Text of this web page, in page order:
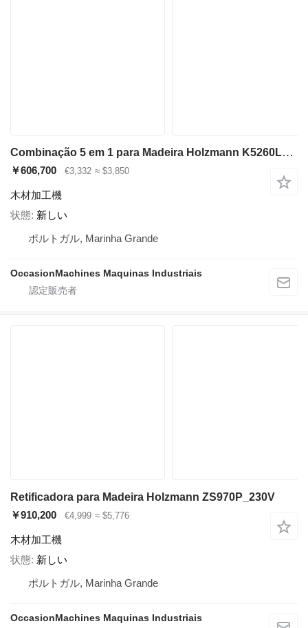
Combinação 5 em 1 para Madeira Holzmann K5260L_400V
￥606,700 €3,332 ≈ $3,850
木材加工機
状態 新しい
ポルトガル, Marinha Grande
OccasionMachines Maquinas Industriais
Retificadora para Madeira Holzmann ZS970P_230V
￥910,200
€4,999 ≈ $5,776
木材加工機
状態 新しい
ポルトガル, Marinha Grande
OccasionMachines Maquinas Industriais